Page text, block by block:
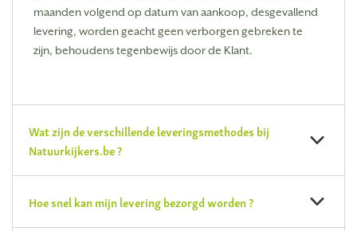
maanden volgend op datum van aankoop, desgevallend
levering, worden geacht geen verborgen gebreken te
zijn, behoudens tegenbewijs door de Klant.
Wat zijn de verschillende leveringsmethodes bij
Natuurkijkers.be ?
Hoe snel kan mijn levering bezorgd worden ?